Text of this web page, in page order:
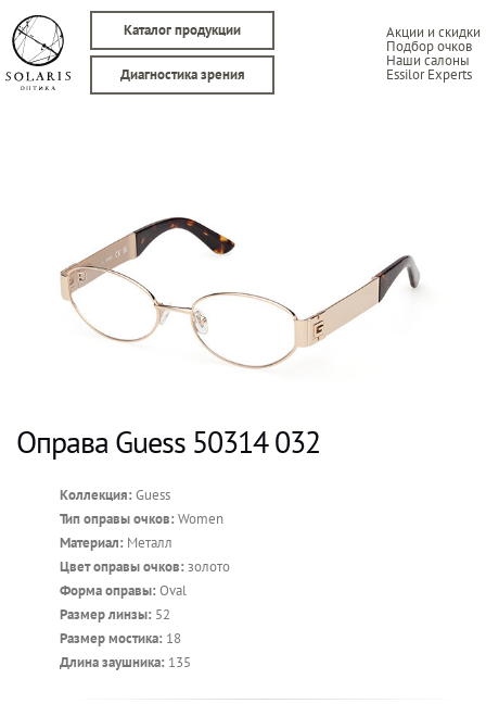
Каталог продукции Акции и скидки
Подбор очков
Наши салоны
Essilor Experts
Диагностика зрения
Оправа Guess 50314 032
Коллекция: Guess
Тип оправы очков: Women
Материал: Металл
Цвет оправы очков: золото
Форма оправы: Oval
Размер линзы: 52
Размер мостика: 18
Длина заушника: 135